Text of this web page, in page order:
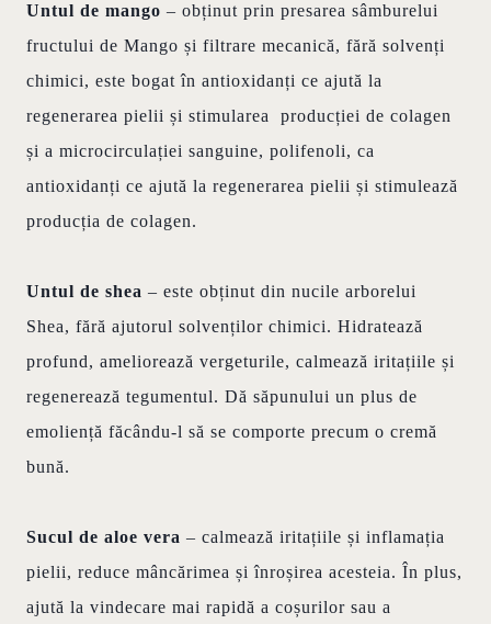
Untul de mango – obținut prin presarea sâmburelui
fructului de Mango și filtrare mecanică, fără solvenți
chimici, este bogat în antioxidanți ce ajută la
regenerarea pielii și stimularea producției de colagen
și a microcirculației sanguine, polifenoli, ca
antioxidanți ce ajută la regenerarea pielii și stimulează
producția de colagen.
Untul de shea – este obținut din nucile arborelui
Shea, fără ajutorul solvenților chimici. Hidratează
profund, ameliorează vergeturile, calmează iritațiile și
regenerează tegumentul. Dă săpunului un plus de
emoliență făcându-l să se comporte precum o cremă
bună.
Sucul de aloe vera – calmează iritațiile și inflamația
pielii, reduce mâncărimea și înroșirea acesteia. În plus,
ajută la vindecare mai rapidă a coșurilor sau a